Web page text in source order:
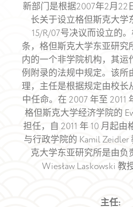
新部门是根据2007年2月22
长关于设立格但斯克大学
15/R/07号决议而设立的
条，格但斯克大学东亚研究
内的一个非学院机构，其运
例附录的法规中规定。该所
理，主任是根据规定由校长
中任命。在 2007 年至 2011
格但斯克大学经济学院的
担任，自 2011 年 10 月起
与行政学院的 Kamil Zeidler
克大学东亚研究所是由负
Wiesław Laskowski 教
主任: